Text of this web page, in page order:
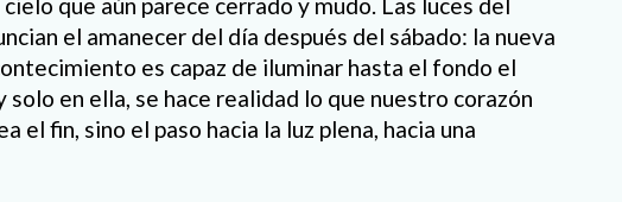
que aún parece cerrado y mudo. Las luces del
el amanecer del día después del sábado: la nueva
es capaz de iluminar hasta el fondo el
en ella, se hace realidad lo que nuestro corazón
el fin, sino el paso hacia la luz plena, hacia una